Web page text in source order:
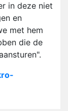
in deze niet
en
met hem
die de